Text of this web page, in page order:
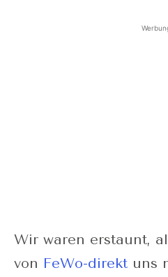
Wir waren erstaunt,
von FeWo-direkt uns